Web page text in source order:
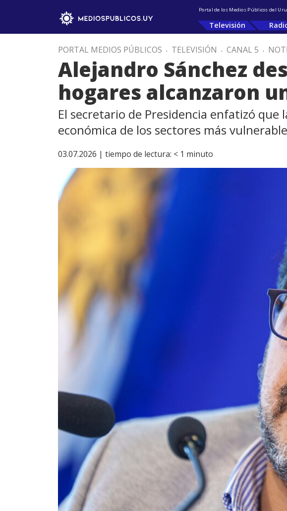
Portal de los Medios Públicos del
Televisión
PORTAL MEDIOS PÚBLICOS . TELEVISIÓN . CANAL 5 .
Alejandro Sánchez
hogares alcanzaron
El secretario de Presidencia enfatizó
económica de los sectores más
03.07.2026 | tiempo de lectura: < 1 minuto